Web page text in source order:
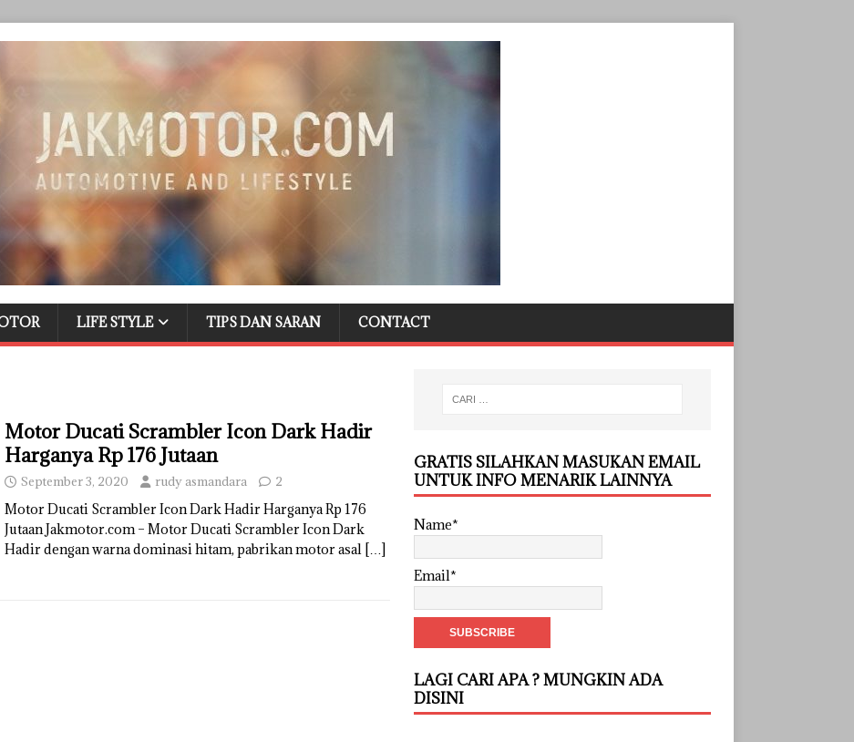
LIFE STYLE TIPS DAN SARAN CONTACT
Motor Ducati Scrambler Icon Dark Hadir
Harganya Rp 176 Jutaan
September 3, 2020 rudy asmandara 2
Motor Ducati Scrambler Icon Dark Hadir Harganya Rp 176
Jutaan Jakmotor.com – Motor Ducati Scrambler Icon Dark
Hadir dengan warna dominasi hitam, pabrikan motor asal […]
GRATIS SILAHKAN MASUKAN EMAIL
UNTUK INFO MENARIK LAINNYA
Name*
Email*
LAGI CARI APA ? MUNGKIN ADA
DISINI